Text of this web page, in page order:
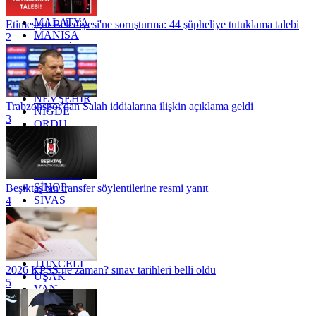
KİLİS
MALATYA
MANİSA
MARDİN
MERSİN
MUĞLA
MUŞ
NEVŞEHİR
NİĞDE
ORDU
OSMANİYE
RİZE
SAKARYA
SİNOP
SİVAS
SİİRT
TEKİRDAĞ
TOKAT
TRABZON
TUNCELİ
UŞAK
VAN
YALOVA
Etimesgut Belediyesi'ne soruşturma: 44 şüpheliye tutuklama talebi
2
Trabzonspor'dan Salah iddialarına ilişkin açıklama geldi
3
Beşiktaş'tan transfer söylentilerine resmi yanıt
4
2026 KPSS ne zaman? sınav tarihleri belli oldu
5